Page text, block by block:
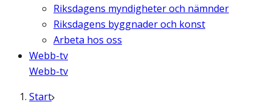
Riksdagens myndigheter och nämnder
Riksdagens byggnader och konst
Arbeta hos oss
Webb-tv
Webb-tv
Start